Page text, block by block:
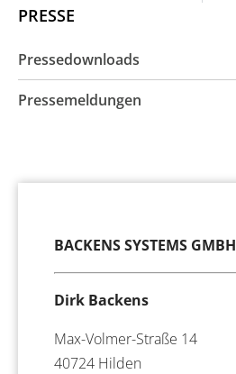
PRESSE
Pressedownloads
Pressemeldungen
BACKENS SYSTEMS GMBH
Dirk Backens
Max-Volmer-Straße 14
40724 Hilden